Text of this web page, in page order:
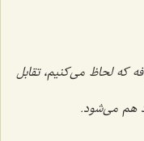
که لحاظ می‌کنیم، تقابل
هم می‌شود.